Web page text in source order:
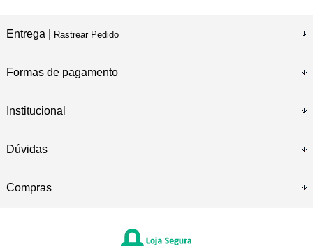
Entrega | Rastrear Pedido
Formas de pagamento
Institucional
Dúvidas
Compras